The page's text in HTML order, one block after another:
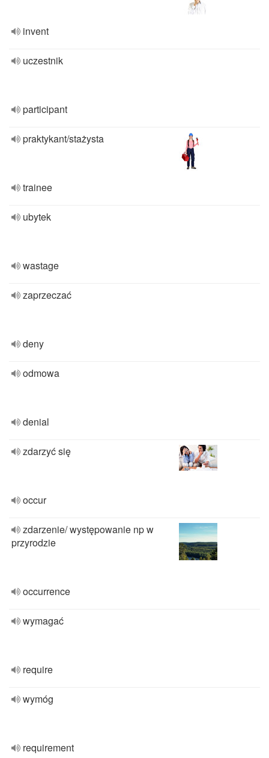
invent
uczestnik
participant
praktykant/stażysta
trainee
ubytek
wastage
zaprzeczać
deny
odmowa
denial
zdarzyć się
occur
zdarzenie/ występowanie np w
przyrodzie
occurrence
wymagać
require
wymóg
requirement